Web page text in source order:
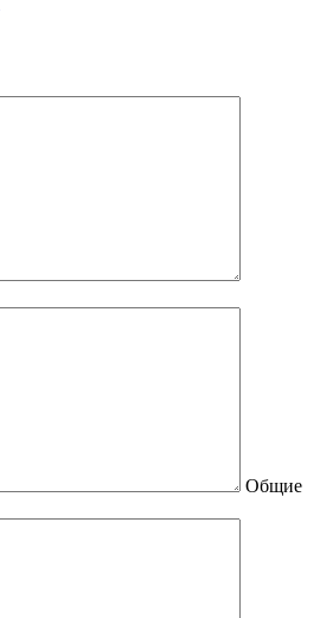
Общие